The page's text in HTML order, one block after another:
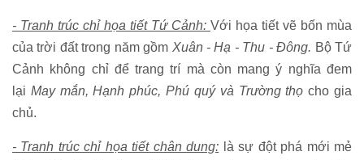
- Tranh trúc chỉ họa tiết Tứ Cảnh: Với họa tiết vẽ bốn mùa
của trời đất trong năm gồm Xuân - Hạ - Thu - Đông. Bộ Tứ
Cảnh không chỉ để trang trí mà còn mang ý nghĩa đem
lại May mắn, Hạnh phúc, Phú quý và Trường thọ cho gia
chủ.
- Tranh trúc chỉ họa tiết chân dung: là sự đột phá mới mẻ